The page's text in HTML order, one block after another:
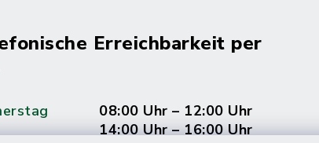
Erreichbarkeit per
08:00 Uhr – 12:00 Uhr
14:00 Uhr – 16:00 Uhr